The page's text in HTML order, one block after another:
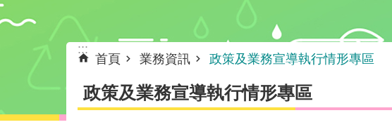
:::
首頁 業務資訊 政策及業務宣導執行情形專區
政策及業務宣導執行情形專區